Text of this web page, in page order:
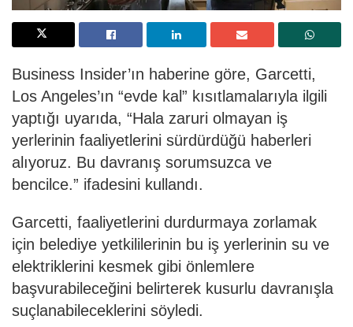
Business Insider’ın haberine göre, Garcetti,
Los Angeles’ın “evde kal” kısıtlamalarıyla ilgili
yaptığı uyarıda, “Hala zaruri olmayan iş
yerlerinin faaliyetlerini sürdürdüğü haberleri
alıyoruz. Bu davranış sorumsuzca ve
bencilce.” ifadesini kullandı.
Garcetti, faaliyetlerini durdurmaya zorlamak
için belediye yetkililerinin bu iş yerlerinin su ve
elektriklerini kesmek gibi önlemlere
başvurabileceğini belirterek kusurlu davranışla
suçlanabileceklerini söyledi.